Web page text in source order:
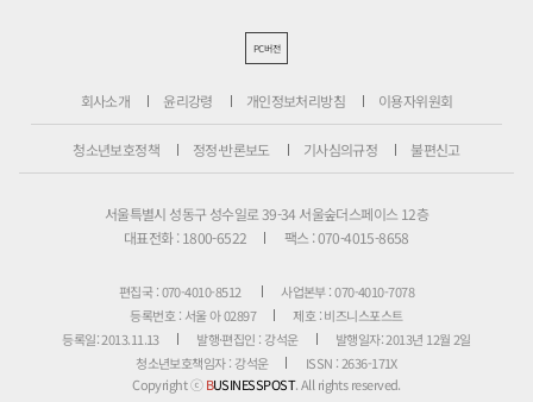
PC버전
회사소개 윤리강령 개인정보처리방침 이용자위원회
청소년보호정책 정정·반론보도 기사심의규정 불편신고
서울특별시 성동구 성수일로 39-34 서울숲더스페이스 12층
대표전화 : 1800-6522
팩스 : 070-4015-8658
편집국 : 070-4010-8512
사업본부 : 070-4010-7078
등록번호 : 서울 아 02897
제호 : 비즈니스포스트
등록일: 2013.11.13
발행·편집인 : 강석운
발행일자: 2013년 12월 2일
청소년보호책임자 : 강석운
ISSN : 2636-171X
Copyright ⓒBUSINESSPOST. All rights reserved.